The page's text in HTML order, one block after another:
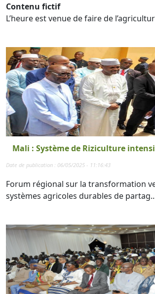
Contenu fictif
L’heure est venue de faire de
Mali : Système de Riziculture
Date de publication : 06/05/2025 - 11:16:43
Forum régional sur la transformation
systèmes agricoles durables de